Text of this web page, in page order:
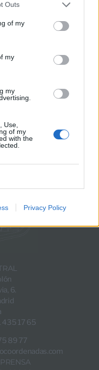
Outs
of my
my
my
Use,
of my
with the
Privacy Policy
de Nebrija
colaboración
de
6.
435 17 65
89 77